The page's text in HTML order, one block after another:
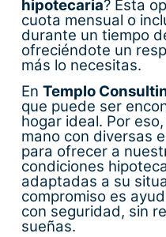
hipotecaria? Esta
cuota mensual o
durante un tiempo
ofreciéndote un
más lo necesitas.
EnTemplo
que puede ser
hogar ideal. Por
mano con diversas
para ofrecer a
condiciones
adaptadas a su
compromiso es
con seguridad, sin
sueñas.